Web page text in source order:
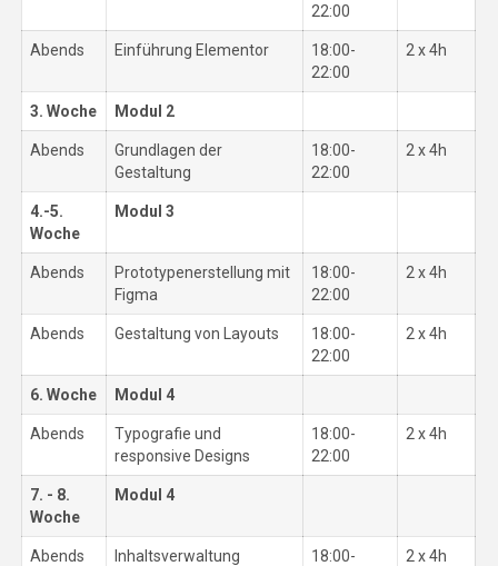
22:00
Abends Einführung Elementor
18:00-
22:00
2 x 4h
3. Woche Modul 2
Abends
Grundlagen der
Gestaltung
18:00-
22:00
2 x 4h
4.-5.
Woche
Modul 3
Abends
Prototypenerstellung mit
Figma
18:00-
22:00
2 x 4h
Abends Gestaltung von Layouts
18:00-
22:00
2 x 4h
6. Woche Modul 4
Abends
Typografie und
responsive Designs
18:00-
22:00
2 x 4h
7. - 8.
Woche
Modul 4
Abends Inhaltsverwaltung
18:00-
2 x 4h